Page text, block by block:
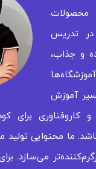
تدریس
و جذاب،
آموزش
و کاروفناوری برای
ما محتوایی
می‌سازد.